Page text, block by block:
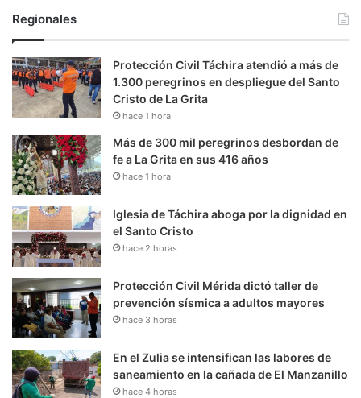
Regionales
Protección Civil Táchira atendió a más de
1.300 peregrinos en despliegue del Santo
Cristo de La Grita
hace 1 hora
Más de 300 mil peregrinos desbordan de
fe a La Grita en sus 416 años
hace 1 hora
Iglesia de Táchira aboga por la dignidad en
el Santo Cristo
hace 2 horas
Protección Civil Mérida dictó taller de
prevención sísmica a adultos mayores
hace 3 horas
En el Zulia se intensifican las labores de
saneamiento en la cañada de El Manzanillo
hace 4 horas